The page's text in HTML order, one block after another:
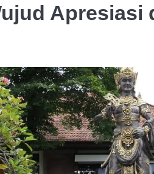
Apresiasi